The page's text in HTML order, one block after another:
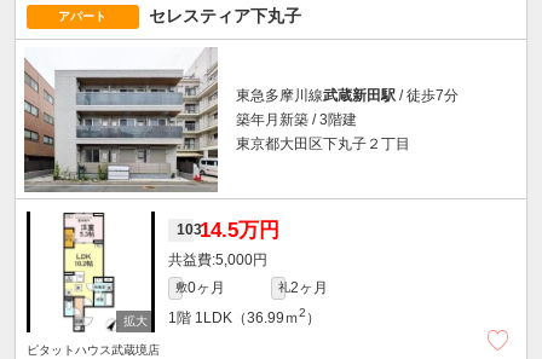
アパート セレスティア下丸子
東急多摩川線武蔵新田駅 / 徒歩7分
築年月新築 / 3階建
東京都大田区下丸子２丁目
10314.5万円
5,000円
敷0ヶ月 礼2ヶ月
1階 1LDK（36.99ｍ2 ）
ピタットハウス武蔵境店